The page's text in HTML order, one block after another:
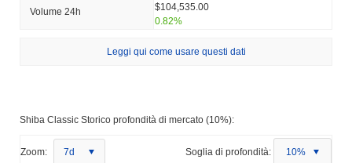
Volume 24h
$104,535.00
0.82%
Leggi qui come usare questi dati
Shiba Classic Storico profondità di mercato (10%):
Zoom: 7d Soglia di profondità: 10%